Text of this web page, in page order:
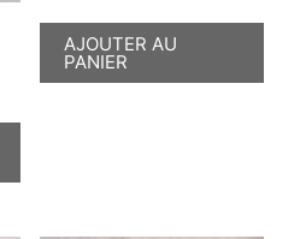
AJOUTER AU
PANIER